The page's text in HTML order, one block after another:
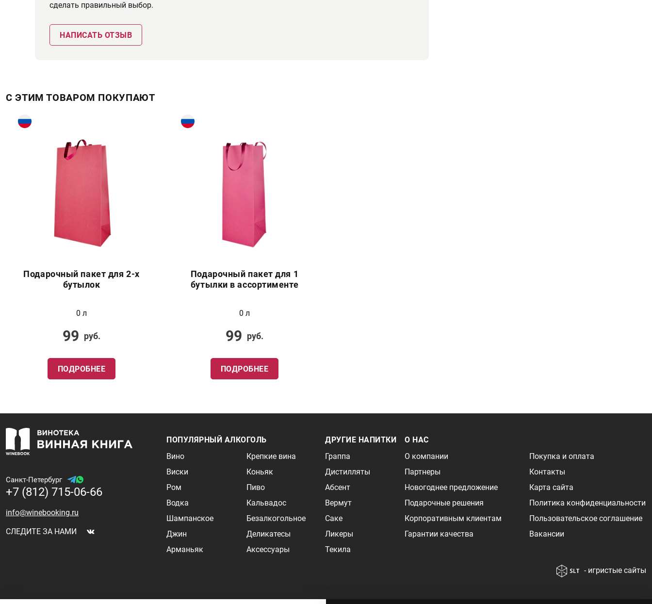
сделать правильный выбор.
НАПИСАТЬ ОТЗЫВ
С ЭТИМ ТОВАРОМ ПОКУПАЮТ
Подарочный пакет для 2-х
бутылок
0 л
99 руб.
ПОДРОБНЕЕ
Подарочный пакет для 1
бутылки в ассортименте
0 л
99 руб.
ПОДРОБНЕЕ
Санкт-Петербург
+7 (812) 715-06-66
info@winebooking.ru
СЛЕДИТЕ ЗА НАМИ
ПОПУЛЯРНЫЙ АЛКОГОЛЬ
Вино
Виски
Ром
Водка
Шампанское
Джин
Арманьяк
Крепкие вина
Коньяк
Пиво
Кальвадос
Безалкогольное
Деликатесы
Аксессуары
ДРУГИЕ НАПИТКИ
Граппа
Дистилляты
Абсент
Вермут
Саке
Ликеры
Текила
О НАС
О компании
Партнеры
Новогоднее предложение
Подарочные решения
Корпоративным клиентам
Гарантии качества
Покупка и оплата
Контакты
Карта сайта
Политика конфиденциальности
Пользовательское соглашение
Вакансии
- игристые сайты